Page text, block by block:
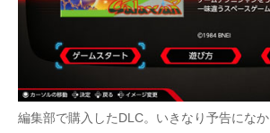
編集部で購入したDLC。いきなり予告にな